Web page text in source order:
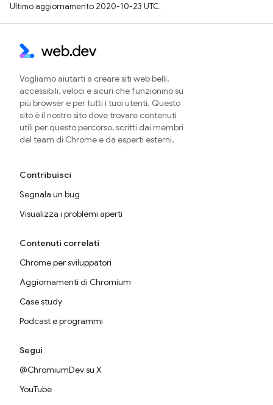
Ultimo aggiornamento 2020-10-23 UTC.
Vogliamo aiutarti a creare siti web belli,
accessibili, veloci e sicuri che funzionino su
più browser e per tutti i tuoi utenti. Questo
sito è il nostro sito dove trovare contenuti
utili per questo percorso, scritti dai membri
del team di Chrome e da esperti esterni.
Contribuisci
Segnala un bug
Visualizza i problemi aperti
Contenuti correlati
Chrome per sviluppatori
Aggiornamenti di Chromium
Case study
Podcast e programmi
Segui
@ChromiumDev su X
YouTube